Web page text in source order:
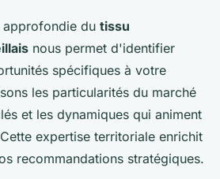
approfondie du tissu
nous permet d'identifier
spécifiques à votre
les particularités du marché
et les dynamiques qui animent
expertise territoriale enrichit
recommandations stratégiques.